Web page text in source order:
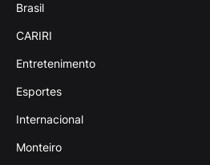
Brasil
CARIRI
Entretenimento
Esportes
Internacional
Monteiro